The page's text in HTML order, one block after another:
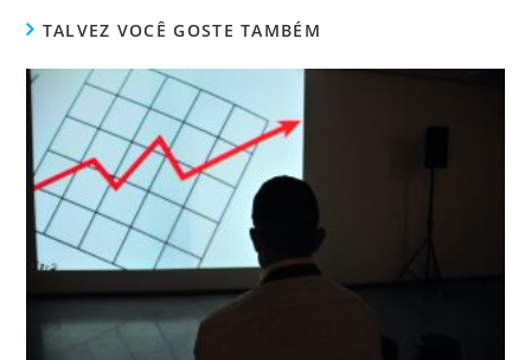
TALVEZ VOCÊ GOSTE TAMBÉM